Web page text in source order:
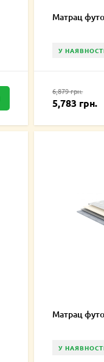
Матрац
У
6,879 грн.
5,783 грн.
Матрац
У